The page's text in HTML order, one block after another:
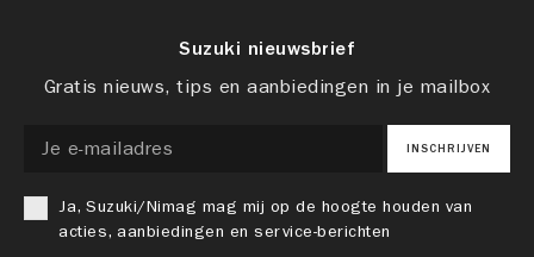
Suzuki nieuwsbrief
Gratis nieuws, tips en aanbiedingen in je mailbox
INSCHRIJVEN
Ja, Suzuki/Nimag mag mij op de hoogte houden van
acties, aanbiedingen en service-berichten